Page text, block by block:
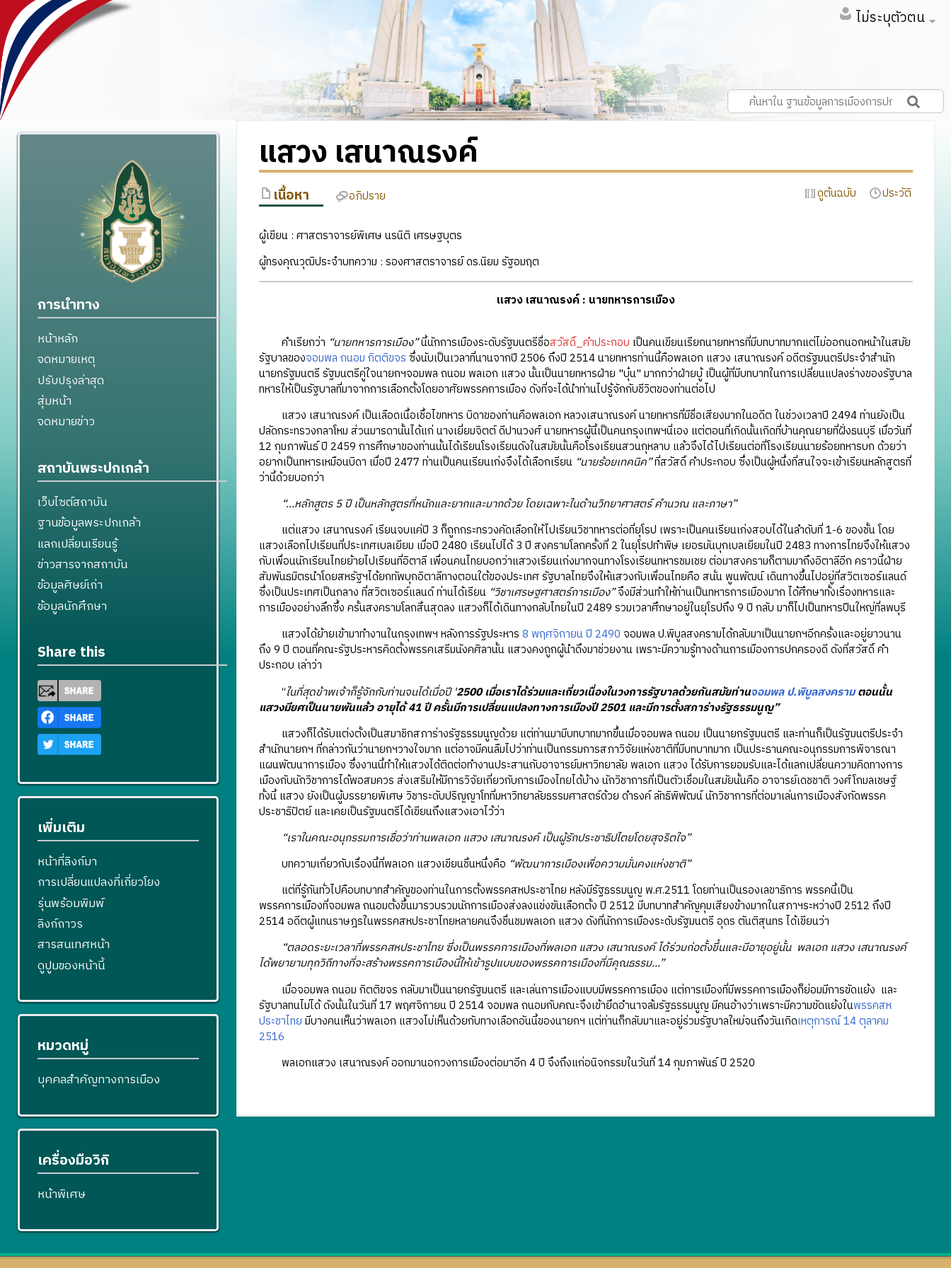
ไม่ระบุตัวตน
แสวง เสนาณรงค์
เนื้อหา อภิปราย ดูต้นฉบับ ประวัติ
ผู้เขียน : ศาสตราจารย์พิเศษ นรนิติ เศรษฐบุตร
ผู้ทรงคุณวุฒิประจำบทความ : รองศาสตราจารย์ ดร.นิยม รัฐอมฤต
แสวง เสนาณรงค์ : นายทหารการเมือง
คำเรียกว่า “นายทหารการเมือง”นี้นักการเมืองระดับรัฐมนตรีชื่อสวัสดิ์_คำประกอบ เป็นคนเขียนเรียกนายทหารที่มีบทบาทมากแต่ไม่ออกนอกหน้าในสมัย
รัฐบาลของจอมพล ถนอม กิตติขจร ซึ่งนับเป็นเวลาที่นานจากปี 2506 ถึงปี 2514 นายทหารท่านนี้คือพลเอก แสวง เสนาณรงค์ อดีตรัฐมนตรีประจำสำนัก
นายกรัฐมนตรี รัฐมนตรีคู่ใจนายกฯจอมพล ถนอม พลเอก แสวง นั้นเป็นนายทหารฝ่าย "บุ๋น" มากกว่าฝ่ายบู้ เป็นผู้ที่มีบทบาทในการเปลี่ยนแปลงร่างของรัฐบาล
ทหารให้เป็นรัฐบาลที่มาจากการเลือกตั้งโดยอาศัยพรรคการเมือง ดังที่จะได้นำท่านไปรู้จักกับชีวิตของท่านต่อไป
แสวง เสนาณรงค์ เป็นเลือดเนื้อเชื้อไขทหาร บิดาของท่านคือพลเอก หลวงเสนาณรงค์ นายทหารที่มีชื่อเสียงมากในอดีต ในช่วงเวลาปี 2494 ท่านยังเป็น
ปลัดกระทรวงกลาโหม ส่วนมารดานั้นได้แก่ นางเยี่ยมจิตต์ ดีปานวงศ์ นายทหารผู้นี้เป็นคนกรุงเทพฯนี่เอง แต่ตอนที่เกิดนั้นเกิดที่บ้านคุณยายที่ฝั่งธนบุรี เมื่อวันที่
12 กุมภาพันธ์ ปี 2459 การศึกษาของท่านนั้นได้เรียนโรงเรียนดังในสมัยนั้นคือโรงเรียนสวนกุหลาบ แล้วจึงได้ไปเรียนต่อที่โรงเรียนนายร้อยทหารบก ด้วยว่า
อยากเป็นทหารเหมือนบิดา เมื่อปี 2477 ท่านเป็นคนเรียนเก่งจึงได้เลือกเรียน “นายร้อยเทคนิค”ที่สวัสดิ์ คำประกอบ ซึ่งเป็นผู้หนึ่งที่สนใจจะเข้าเรียนหลักสูตรที่
ว่านี้ด้วยบอกว่า
“...หลักสูตร 5 ปี เป็นหลักสูตรที่หนักและยากและมากด้วย โดยเฉพาะในด้านวิทยาศาสตร์ คำนวณ และภาษา”
แต่แสวง เสนาณรงค์ เรียนจบแค่ปี 3 ก็ถูกกระทรวงคัดเลือกให้ไปเรียนวิชาทหารต่อที่ยุโรป เพราะเป็นคนเรียนเก่งสอบได้ในลำดับที่ 1-6 ของชั้น โดย
แสวงเลือกไปเรียนที่ประเทศเบลเยียม เมื่อปี 2480 เรียนไปได้ 3 ปี สงครามโลกครั้งที่ 2 ในยุโรปทำพิษ เยอรมันบุกเบลเยียมในปี 2483 ทางการไทยจึงให้แสวง
กับเพื่อนนักเรียนไทยย้ายไปเรียนที่อิตาลี เพื่อนคนไทยบอกว่าแสวงเรียนเก่งมากจนทางโรงเรียนทหารชมเชย ต่อมาสงครามก็ตามมาถึงอิตาลีอีก คราวนี้ฝ่าย
สัมพันธมิตรนำโดยสหรัฐฯได้ยกทัพบุกอิตาลีทางตอนใต้ของประเทศ รัฐบาลไทยจึงให้แสวงกับเพื่อนไทยคือ สนั่น พูนพัฒน์ เดินทางขึ้นไปอยู่ที่สวิตเซอร์แลนด์
ซึ่งเป็นประเทศเป็นกลาง ที่สวิตเซอร์แลนด์ ท่านได้เรียน “วิชาเศรษฐศาสตร์การเมือง”จึงมีส่วนทำให้ท่านเป็นทหารการเมืองมาก ได้ศึกษาทั้งเรื่องทหารและ
การเมืองอย่างลึกซึ้ง ครั้นสงครามโลกสิ้นสุดลง แสวงก็ได้เดินทางกลับไทยในปี 2489 รวมเวลาศึกษาอยู่ในยุโรปถึง 9 ปี กลับ มาก็ไปเป็นทหารปืนใหญ่ที่ลพบุรี
แสวงได้ย้ายเข้ามาทำงานในกรุงเทพฯ หลังการรัฐประหาร 8 พฤศจิกายน ปี 2490 จอมพล ป.พิบูลสงครามได้กลับมาเป็นนายกฯอีกครั้งและอยู่ยาวนาน
ถึง 9 ปี ตอนที่คณะรัฐประหารคิดตั้งพรรคเสรีมนังคศิลานั้น แสวงคงถูกผู้นำดึงมาช่วยงาน เพราะมีความรู้ทางด้านการเมืองการปกครองดี ดังที่สวัสดิ์ คำ
ประกอบ เล่าว่า
“ในที่สุดข้าพเจ้าก็รู้จักกับท่านจนได้เมื่อปี '2500 เมื่อเราได้ร่วมและเกี่ยวเนื่องในวงการรัฐบาลด้วยกันสมัยท่านจอมพล ป.พิบูลสงครามตอนนั้น
แสวงมียศเป็นนายพันแล้ว อายุได้ 41 ปี ครั้นมีการเปลี่ยนแปลงทางการเมืองปี 2501 และมีการตั้งสภาร่างรัฐธรรมนูญ”
แสวงก็ได้รับแต่งตั้งเป็นสมาชิกสภาร่างรัฐธรรมนูญด้วย แต่ท่านมามีบทบาทมากขึ้นเมื่อจอมพล ถนอม เป็นนายกรัฐมนตรี และท่านก็เป็นรัฐมนตรีประจำ
สำนักนายกฯ ที่กล่าวกันว่านายกฯวางใจมาก แต่อาจมีคนลืมไปว่าท่านเป็นกรรมการสภาวิจัยแห่งชาติที่มีบทบาทมาก เป็นประธานคณะอนุกรรมการพิจารณา
แผนพัฒนาการเมือง ซึ่งงานนี้ทำให้แสวงได้ติดต่อทำงานประสานกับอาจารย์มหาวิทยาลัย พลเอก แสวง ได้รับการยอมรับและได้แลกเปลี่ยนความคิดทางการ
เมืองกับนักวิชาการได้พอสมควร ส่งเสริมให้มีการวิจัยเกี่ยวกับการเมืองไทยได้บ้าง นักวิชาการที่เป็นตัวเชื่อมในสมัยนั้นคือ อาจารย์เดชชาติ วงศ์โกมลเชษฐ์
ทั้งนี้ แสวง ยังเป็นผู้บรรยายพิเศษ วิชาระดับปริญญาโทที่มหาวิทยาลัยธรรมศาสตร์ด้วย ดำรงค์ ลัทธิพิพัฒน์ นักวิชาการที่ต่อมาเล่นการเมืองสังกัดพรรค
ประชาธิปัตย์ และเคยเป็นรัฐมนตรีได้เขียนถึงแสวงเอาไว้ว่า
“เราในคณะอนุกรรมการเชื่อว่าท่านพลเอก แสวง เสนาณรงค์ เป็นผู้รักประชาธิปไตยโดยสุจริตใจ”
บทความเกี่ยวกับเรื่องนี้ที่พลเอก แสวงเขียนชิ้นหนึ่งคือ “พัฒนาการเมืองเพื่อความมั่นคงแห่งชาติ”
แต่ที่รู้กันทั่วไปคือบทบาทสำคัญของท่านในการตั้งพรรคสหประชาไทย หลังมีรัฐธรรมนูญ พ.ศ.2511 โดยท่านเป็นรองเลขาธิการ พรรคนี้เป็น
พรรคการเมืองที่จอมพล ถนอมตั้งขึ้นมารวบรวมนักการเมืองส่งลงแข่งขันเลือกตั้ง ปี 2512 มีบทบาทสำคัญคุมเสียงข้างมากในสภาฯระหว่างปี 2512 ถึงปี
2514 อดีตผู้แทนราษฎรในพรรคสหประชาไทยหลายคนจึงชื่นชมพลเอก แสวง ดังที่นักการเมืองระดับรัฐมนตรี อุดร ตันติสุนทร ได้เขียนว่า
“ตลอดระยะเวลาที่พรรคสหประชาไทย ซึ่งเป็นพรรคการเมืองที่พลเอก แสวง เสนาณรงค์ ได้ร่วมก่อตั้งขึ้นและมีอายุอยู่นั้น พลเอก แสวง เสนาณรงค์
ได้พยายามทุกวิถีทางที่จะสร้างพรรคการเมืองนี้ให้เข้ารูปแบบของพรรคการเมืองที่มีคุณธรรม…”
เมื่อจอมพล ถนอม กิตติขจร กลับมาเป็นนายกรัฐมนตรี และเล่นการเมืองแบบมีพรรคการเมือง แต่การเมืองที่มีพรรคการเมืองก็ย่อมมีการขัดแย้ง และ
รัฐบาลทนไม่ได้ ดังนั้นในวันที่ 17 พฤศจิกายน ปี 2514 จอมพล ถนอมกับคณะจึงเข้ายึดอำนาจล้มรัฐธรรมนูญ มีคนอ้างว่าเพราะมีความขัดแย้งในพรรคสห
ประชาไทย มีบางคนเห็นว่าพลเอก แสวงไม่เห็นด้วยกับทางเลือกอันนี้ของนายกฯ แต่ท่านก็กลับมาและอยู่ร่วมรัฐบาลใหม่จนถึงวันเกิดเหตุการณ์ 14 ตุลาคม
2516
พลเอกแสวง เสนาณรงค์ ออกมานอกวงการเมืองต่อมาอีก 4 ปี จึงถึงแก่อนิจกรรมในวันที่ 14 กุมภาพันธ์ ปี 2520
การนำทาง
หน้าหลัก
จดหมายเหตุ
ปรับปรุงล่าสุด
สุ่มหน้า
จดหมายข่าว
สถาบันพระปกเกล้า
เว็บไซต์สถาบัน
ฐานข้อมูลพระปกเกล้า
แลกเปลี่ยนเรียนรู้
ข่าวสารจากสถาบัน
ข้อมูลศิษย์เก่า
ข้อมูลนักศึกษา
Share this
เพิ่มเติม
หน้าที่ลิงก์มา
การเปลี่ยนแปลงที่เกี่ยวโยง
รุ่นพร้อมพิมพ์
ลิงก์ถาวร
สารสนเทศหน้า
ดูปูมของหน้านี้
หมวดหมู่
บุคคลสำคัญทางการเมือง
เครื่องมือวิกิ
หน้าพิเศษ